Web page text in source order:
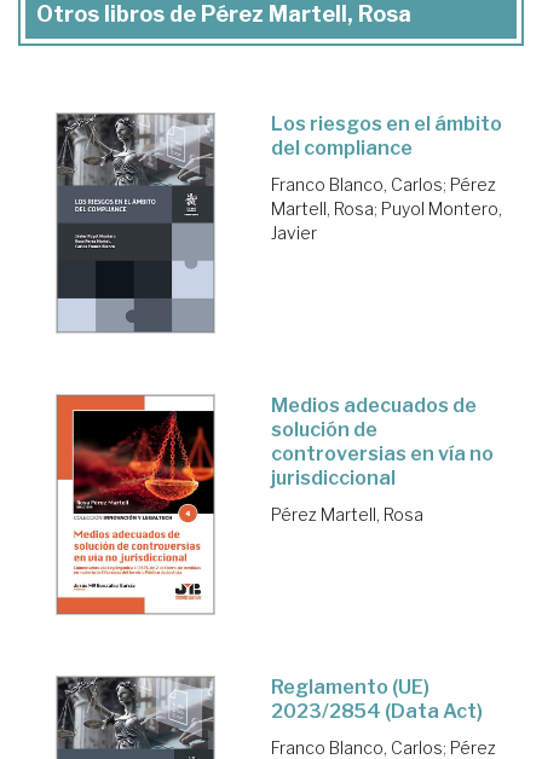
Otros libros de Pérez Martell, Rosa
Los riesgos en el ámbito
del compliance
Franco Blanco, Carlos; Pérez
Martell, Rosa; Puyol Montero,
Javier
Medios adecuados de
solución de
controversias en vía no
jurisdiccional
Pérez Martell, Rosa
Reglamento (UE)
2023/2854 (Data Act)
Franco Blanco, Carlos; Pérez